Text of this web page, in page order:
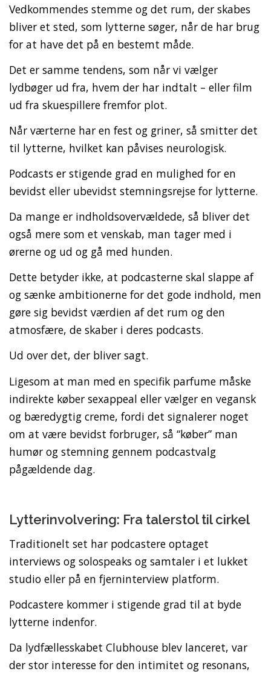
Vedkommendes stemme og det rum, der skabes
bliver et sted, som lytterne søger, når de har brug
for at have det på en bestemt måde.
Det er samme tendens, som når vi vælger
lydbøger ud fra, hvem der har indtalt – eller film
ud fra skuespillere fremfor plot.
Når værterne har en fest og griner, så smitter det
til lytterne, hvilket kan påvises neurologisk.
Podcasts er stigende grad en mulighed for en
bevidst eller ubevidst stemningsrejse for lytterne.
Da mange er indholdsovervældede, så bliver det
også mere som et venskab, man tager med i
ørerne og ud og gå med hunden.
Dette betyder ikke, at podcasterne skal slappe af
og sænke ambitionerne for det gode indhold, men
gøre sig bevidst værdien af det rum og den
atmosfære, de skaber i deres podcasts.
Ud over det, der bliver sagt.
Ligesom at man med en specifik parfume måske
indirekte køber sexappeal eller vælger en vegansk
og bæredygtig creme, fordi det signalerer noget
om at være bevidst forbruger, så “køber” man
humør og stemning gennem podcastvalg
pågældende dag.
Lytterinvolvering: Fra talerstol til cirkel
Traditionelt set har podcastere optaget
interviews og solospeaks og samtaler i et lukket
studio eller på en fjerninterview platform.
Podcastere kommer i stigende grad til at byde
lytterne indenfor.
Da lydfællesskabet Clubhouse blev lanceret, var
der stor interesse for den intimitet og resonans,